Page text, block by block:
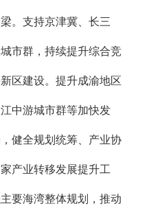
。支持京津冀、长三
市群，持续提升综合竞
区建设。提升成渝地区
中游城市群等加快发
健全规划统筹、产业协
产业转移发展提升工
要海湾整体规划，推动